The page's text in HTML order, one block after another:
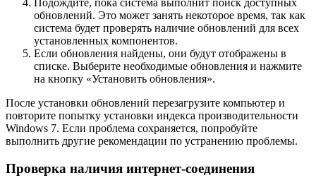
Подождите, пока система выполнит поиск доступных
обновлений. Это может занять некоторое время, так как
система будет проверять наличие обновлений для всех
установленных компонентов.
Если обновления найдены, они будут отображены в
списке. Выберите необходимые обновления и нажмите
на кнопку «Установить обновления».
После установки обновлений перезагрузите компьютер и
повторите попытку установки индекса производительности
Windows 7. Если проблема сохраняется, попробуйте
выполнить другие рекомендации по устранению проблемы.
Проверка наличия интернет-соединения